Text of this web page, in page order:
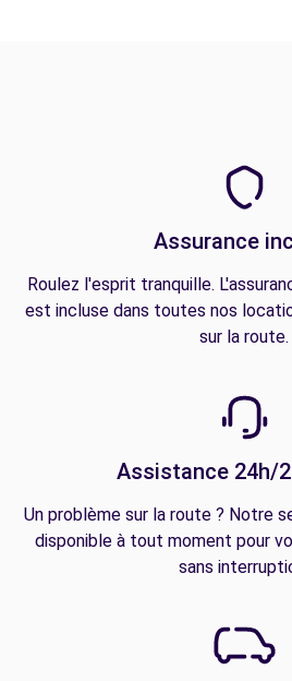
Assurance
Roulez l'esprit tranquille.
est incluse dans toutes nos
sur la route.
Assistance 24h/
Un problème sur la route ? Notre
disponible à tout moment pour
sans